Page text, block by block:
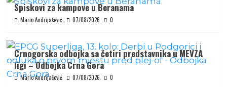
Spiskovi za kampove u Beranama
Mario Andrijašević 07/08/2026 0
Crnogorska odbojka sa četiri predstavnika u MEVZA
ligi – Odbojka Crna Gora
Mario Andrijašević 07/08/2026 0